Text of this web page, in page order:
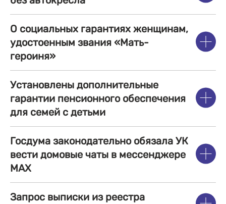
О социальных гарантиях женщинам,
удостоенным звания «Мать-
героиня»
Установлены дополнительные
гарантии пенсионного обеспечения
для семей с детьми
Госдума законодательно обязала УК
вести домовые чаты в мессенджере
МАХ
Запрос выписки из реестра